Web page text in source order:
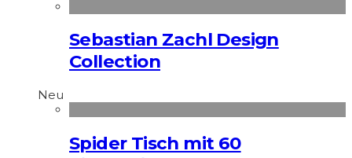
Sebastian Zachl Design
Collection
Neu
Spider Tisch mit 60